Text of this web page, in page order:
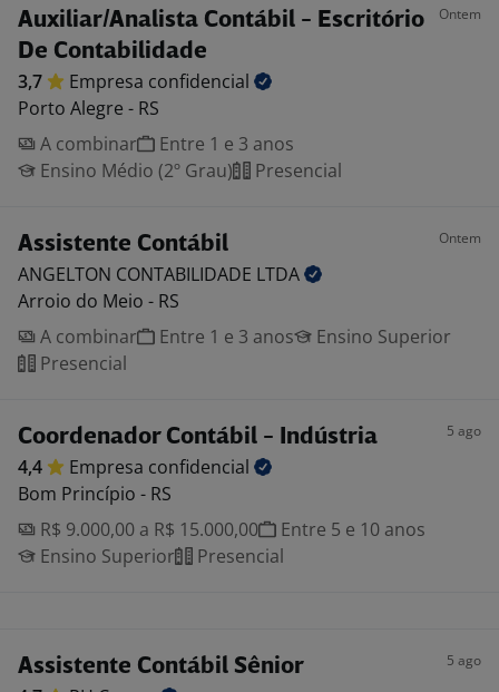
Auxiliar/Analista Contábil - Escritório
De Contabilidade
Ontem
3,7 Empresa confidencial
Porto Alegre - RS
A combinar
Entre 1 e 3 anos
Ensino Médio (2º Grau)
Presencial
Assistente Contábil Ontem
ANGELTON CONTABILIDADE LTDA
Arroio do Meio - RS
A combinar
Entre 1 e 3 anos
Ensino Superior
Presencial
Coordenador Contábil - Indústria 5 ago
4,4 Empresa confidencial
Bom Princípio - RS
R$ 9.000,00 a R$ 15.000,00
Entre 5 e 10 anos
Ensino Superior
Presencial
Assistente Contábil Sênior 5 ago